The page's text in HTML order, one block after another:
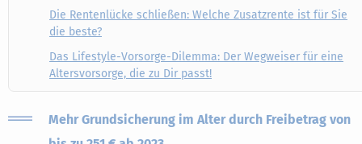
Die Rentenlücke schließen: Welche Zusatzrente ist für Sie
die beste?
Das Lifestyle-Vorsorge-Dilemma: Der Wegweiser für eine
Altersvorsorge, die zu Dir passt!
Mehr Grundsicherung im Alter durch Freibetrag von